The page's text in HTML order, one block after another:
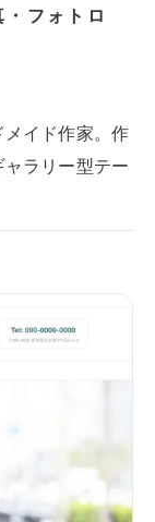
・フォトロ
イド作家。作
ラリー型テー